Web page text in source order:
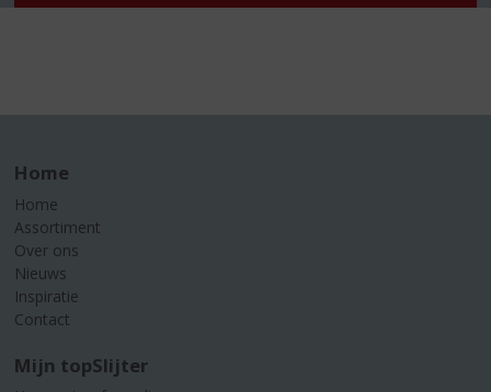
Home
Home
Assortiment
Over ons
Nieuws
Inspiratie
Contact
Mijn topSlijter